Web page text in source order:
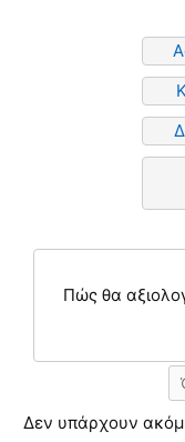
Πώς θα
Δεν υπάρχουν